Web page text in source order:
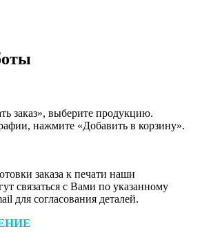
заказ», выберите продукцию.
нажмите «Добавить в корзину».
заказа к печати наши
связаться с Вами по указанному
для согласования деталей.